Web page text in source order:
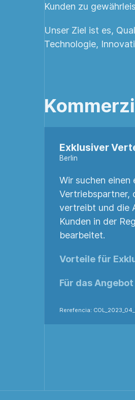
Kunden zu
Unser Ziel ist es,
Technologie,
Exklusiver
Berlin
Wir suchen einen
Vertriebspartner,
vertreibt und die
Kunden in der
bearbeitet.
Vorteile für
Für das
Rerefencia: